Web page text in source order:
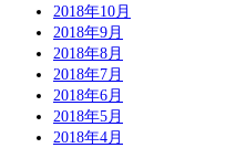
2018年10月
2018年9月
2018年8月
2018年7月
2018年6月
2018年5月
2018年4月